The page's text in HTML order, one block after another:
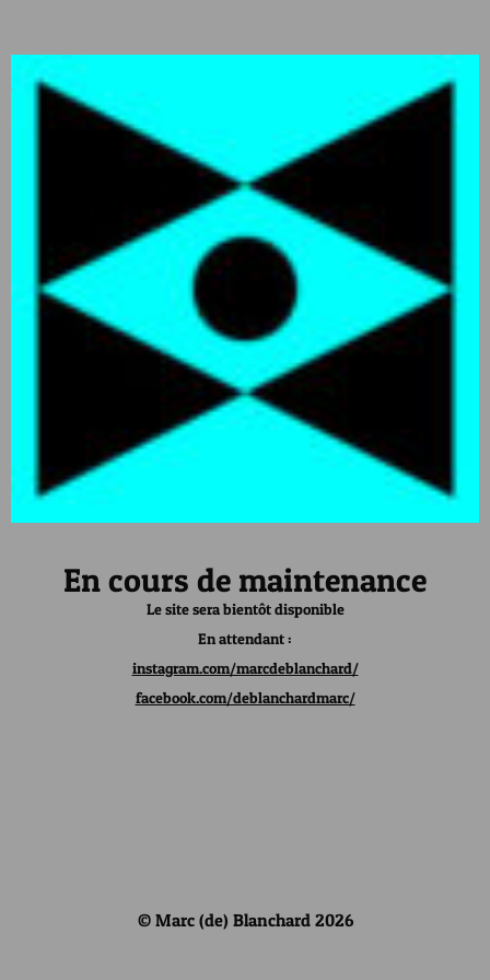
En cours de maintenance
Le site sera bientôt disponible
En attendant :
instagram.com/marcdeblanchard/
facebook.com/deblanchardmarc/
© Marc (de) Blanchard 2026